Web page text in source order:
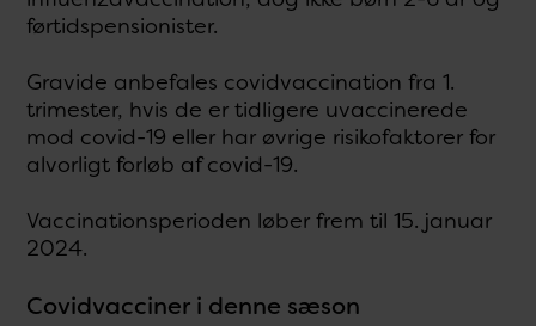
førtidspensionister.
Gravide anbefales covidvaccination fra 1.
trimester, hvis de er tidligere uvaccinerede
mod covid-19 eller har øvrige risikofaktorer for
alvorligt forløb af covid-19.
Vaccinationsperioden løber frem til 15. januar
2024.
Covidvacciner i denne sæson